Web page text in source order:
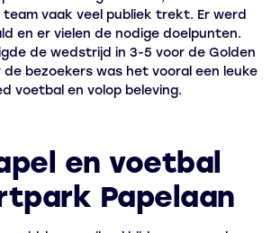
vaak veel publiek trekt. Er werd
en er vielen de nodige doelpunten.
de wedstrijd in 3-5 voor de Golden
de bezoekers was het vooral een leuke
voetbal en volop beleving.
en voetbal
Papelaan